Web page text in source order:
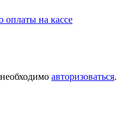
оплаты на кассе
авторизоваться.